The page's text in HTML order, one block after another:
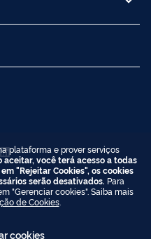
plataforma e prover serviços
aceitar, você terá acesso a todas
"Rejeitar Cookies", os cookies
serão desativados. Para
"Gerenciar cookies". Saiba mais
de Cookies.
cookies